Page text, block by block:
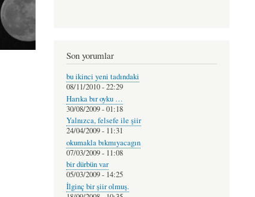
Son yorumlar
bu ikinci yeni tadındaki
08/11/2010 - 22:29
Harıka bır oyku …
30/08/2009 - 01:18
Yalnızca, felsefe ile şiir
24/04/2009 - 11:31
okumakla bıkmıyacagın
07/03/2009 - 11:08
bir dürbün var
05/03/2009 - 14:25
İlginç bir şiir olmuş.